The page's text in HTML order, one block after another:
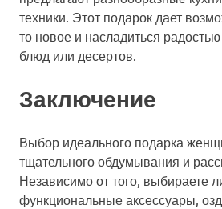
техники. Этот подарок дает
то новое и насладиться
блюд или десертов.
Заключение
Выбор идеального подарка
тщательного обдумывания и
Независимо от того, выбираете
функциональные аксессуары,